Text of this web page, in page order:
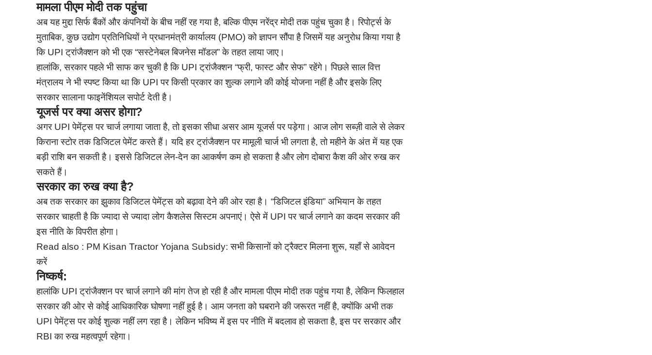
मामला पीएम मोदी तक पहुंचा
अब यह मुद्दा सिर्फ बैंकों और कंपनियों के बीच नहीं रह गया है, बल्कि पीएम नरेंद्र मोदी तक पहुंच चुका है। रिपोर्ट्स के
मुताबिक, कुछ उद्योग प्रतिनिधियों ने प्रधानमंत्री कार्यालय (PMO) को ज्ञापन सौंपा है जिसमें यह अनुरोध किया गया है
कि UPI ट्रांजैक्शन को भी एक “सस्टेनेबल बिजनेस मॉडल” के तहत लाया जाए।
हालांकि, सरकार पहले भी साफ कर चुकी है कि UPI ट्रांजैक्शन “फ्री, फास्ट और सेफ” रहेंगे। पिछले साल वित्त
मंत्रालय ने भी स्पष्ट किया था कि UPI पर किसी प्रकार का शुल्क लगाने की कोई योजना नहीं है और इसके लिए
सरकार सालाना फाइनेंशियल सपोर्ट देती है।
यूजर्स पर क्या असर होगा?
अगर UPI पेमेंट्स पर चार्ज लगाया जाता है, तो इसका सीधा असर आम यूजर्स पर पड़ेगा। आज लोग सब्ज़ी वाले से लेकर
किराना स्टोर तक डिजिटल पेमेंट करते हैं। यदि हर ट्रांजैक्शन पर मामूली चार्ज भी लगता है, तो महीने के अंत में यह एक
बड़ी राशि बन सकती है। इससे डिजिटल लेन-देन का आकर्षण कम हो सकता है और लोग दोबारा कैश की ओर रुख कर
सकते हैं।
सरकार का रुख क्या है?
अब तक सरकार का झुकाव डिजिटल पेमेंट्स को बढ़ावा देने की ओर रहा है। “डिजिटल इंडिया” अभियान के तहत
सरकार चाहती है कि ज्यादा से ज्यादा लोग कैशलेस सिस्टम अपनाएं। ऐसे में UPI पर चार्ज लगाने का कदम सरकार की
इस नीति के विपरीत होगा।
Read also : PM Kisan Tractor Yojana Subsidy: सभी किसानों को ट्रैक्टर मिलना शुरू, यहाँ से आवेदन
करें
निष्कर्ष:
हालांकि UPI ट्रांजैक्शन पर चार्ज लगाने की मांग तेज हो रही है और मामला पीएम मोदी तक पहुंच गया है, लेकिन फिलहाल
सरकार की ओर से कोई आधिकारिक घोषणा नहीं हुई है। आम जनता को घबराने की जरूरत नहीं है, क्योंकि अभी तक
UPI पेमेंट्स पर कोई शुल्क नहीं लग रहा है। लेकिन भविष्य में इस पर नीति में बदलाव हो सकता है, इस पर सरकार और
RBI का रुख महत्वपूर्ण रहेगा।